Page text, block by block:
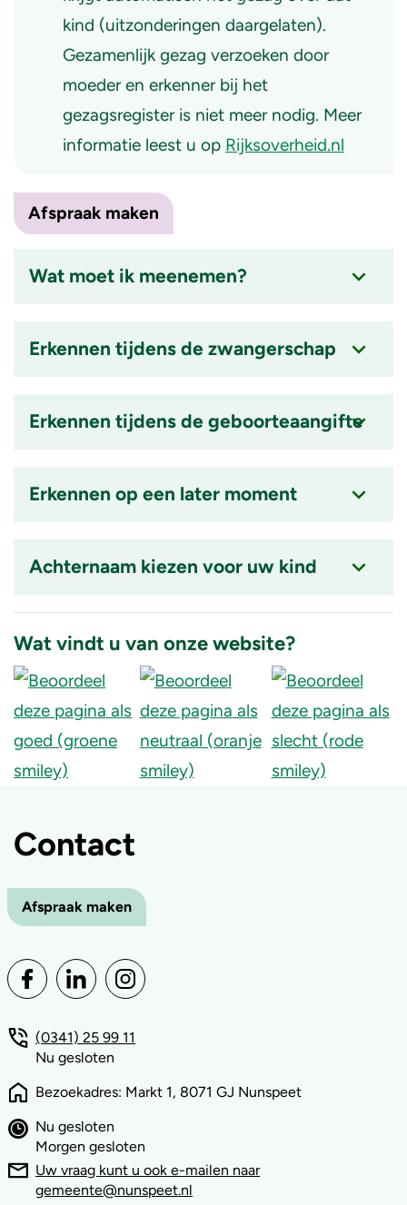
kind (uitzonderingen daargelaten).
Gezamenlijk gezag verzoeken door
moeder en erkenner bij het
gezagsregister is niet meer nodig. Meer
informatie leest u op Rijksoverheid.nl
Afspraak maken
Wat moet ik meenemen?
Erkennen tijdens de zwangerschap
Erkennen tijdens de geboorteaangifte
Erkennen op een later moment
Achternaam kiezen voor uw kind
is
ingeklapt
Wat vindt u van onze website?
Contact
Afspraak maken
(0341) 25 99 11
Nu gesloten
Bezoekadres: Markt 1, 8071 GJ Nunspeet
Nu gesloten
Morgen gesloten
Uw vraag kunt u ook e-mailen naar
gemeente@nunspeet.nl